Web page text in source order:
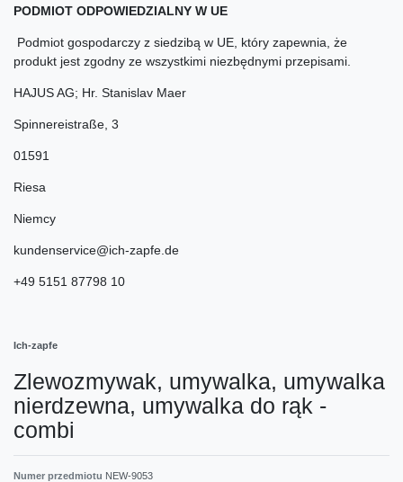
PODMIOT ODPOWIEDZIALNY W UE
Podmiot gospodarczy z siedzibą w UE, który zapewnia, że
produkt jest zgodny ze wszystkimi niezbędnymi przepisami.
HAJUS AG; Hr. Stanislav Maer
Spinnereistraße 3
01591
Riesa
Niemcy
kundenservice@ich-zapfe.de
+49 5151 87798 10
Ich-zapfe
Zlewozmywak, umywalka, umywalka
nierdzewna, umywalka do rąk -
combi
Numer przedmiotu NEW-9053